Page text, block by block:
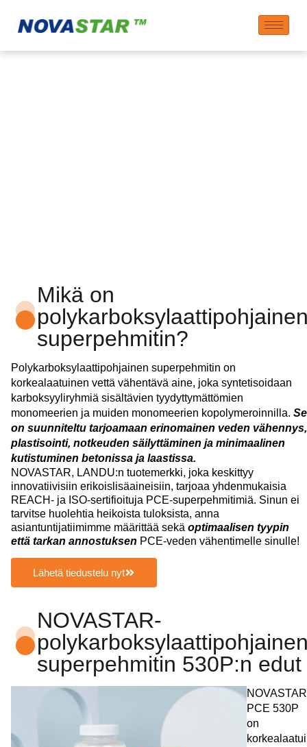
Mikä on
superpehmitin?
Polykarboksylaattipohjainen superpehmitin on
korkealaatuinen vettä vähentävä aine, joka syntetisoidaan
karboksyyliryhmiä sisältävien tyydyttymättömien
monomeerien ja muiden monomeerien kopolymeroinnilla. Se
on suunniteltu tarjoamaan erinomainen veden vähennys,
plastisointi, notkeuden säilyttäminen ja minimaalinen
kutistuminen betonissa ja laastissa.
NOVASTAR, LANDU:n tuotemerkki, joka keskittyy
innovatiivisiin erikoislisäaineisiin, tarjoaa yhdenmukaisia
REACH- ja ISO-sertifioituja PCE-superpehmitimiä. Sinun ei
tarvitse huolehtia heikoista tuloksista, anna
asiantuntijatiimimme määrittää sekä optimaalisen tyypin
että tarkan annostuksen PCE-veden vähentimelle sinulle!
Lähetä tiedustelu nyt
NOVASTAR-
superpehmitin 530P:n edut
NOVASTAR
PCE 530P
on